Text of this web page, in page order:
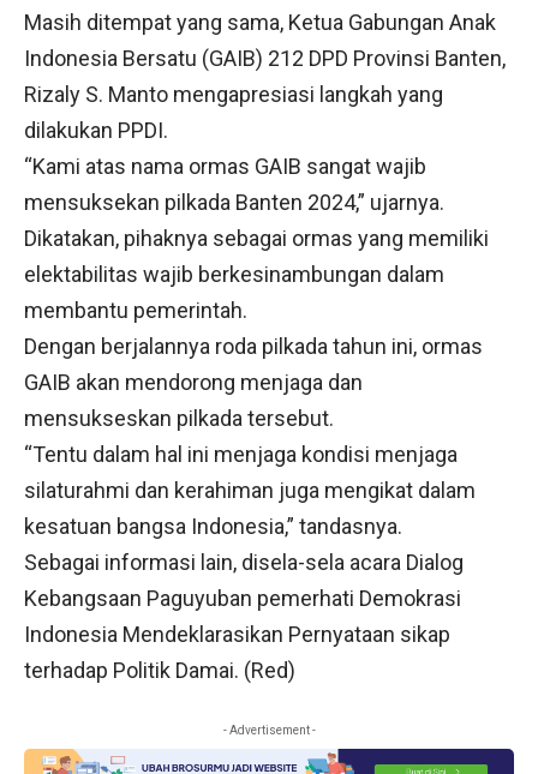
Masih ditempat yang sama, Ketua Gabungan Anak
Indonesia Bersatu (GAIB) 212 DPD Provinsi Banten,
Rizaly S. Manto mengapresiasi langkah yang
dilakukan PPDI.
“Kami atas nama ormas GAIB sangat wajib
mensuksekan pilkada Banten 2024,” ujarnya.
Dikatakan, pihaknya sebagai ormas yang memiliki
elektabilitas wajib berkesinambungan dalam
membantu pemerintah.
Dengan berjalannya roda pilkada tahun ini, ormas
GAIB akan mendorong menjaga dan
mensukseskan pilkada tersebut.
“Tentu dalam hal ini menjaga kondisi menjaga
silaturahmi dan kerahiman juga mengikat dalam
kesatuan bangsa Indonesia,” tandasnya.
Sebagai informasi lain, disela-sela acara Dialog
Kebangsaan Paguyuban pemerhati Demokrasi
Indonesia Mendeklarasikan Pernyataan sikap
terhadap Politik Damai. (Red)
- Advertisement -